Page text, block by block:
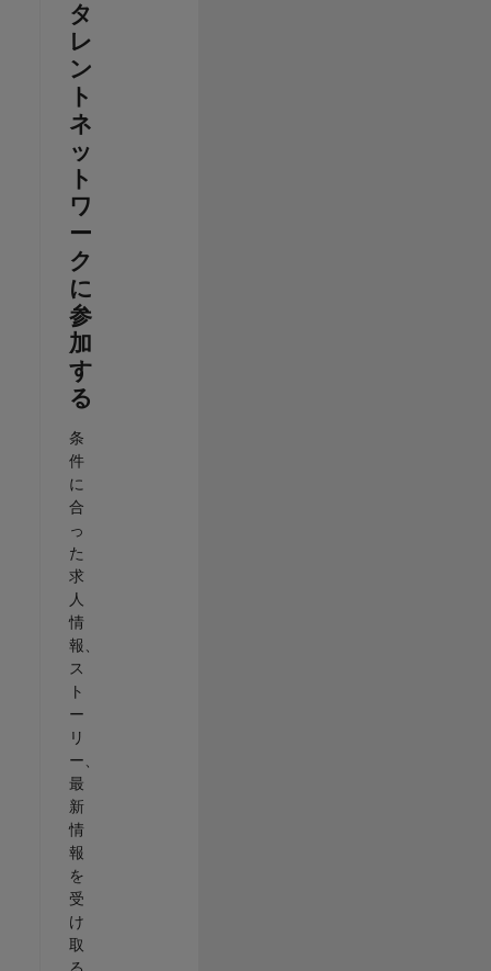
タ
レ
ン
ト
ネ
ッ
ト
ワ
ー
ク
に
参
加
す
る
条
件
に
合
っ
た
求
人
情
報、
ス
ト
ー
リ
ー、
最
新
情
報
を
受
け
取
る